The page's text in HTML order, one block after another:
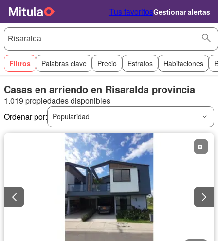
Tus favoritosGestionar alertas
Filtros Palabras clave Precio Estratos Habitaciones
Casas en arriendo en Risaralda provincia
1.019 propiedades disponibles
Ordenar por:
Popularidad